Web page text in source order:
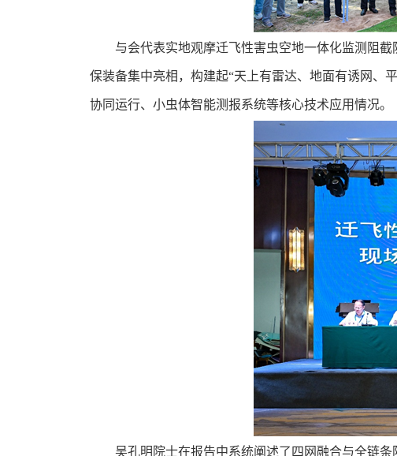
与会代表实地观摩迁飞性害虫空地一体化监测阻
保装备集中亮相，构建起“天上有雷达、地面有诱网、
协同运行、小虫体智能测报系统等核心技术应用情况。
吴孔明院士在报告中系统阐述了四网融合与全链